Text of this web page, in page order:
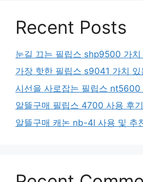
Recent Posts
눈길 끄는 필립스 shp9500 가치
가장 핫한 필립스 s9041 가치 있
시선을 사로잡는 필립스 nt5600
알뜰구매 필립스 4700 사용 후
알뜰구매 캐논 nb-4l 사용 및 추